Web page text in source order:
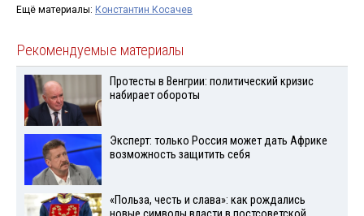
Ещё материалы: Константин Косачев
Рекомендуемые материалы
Протесты в Венгрии: политический кризис
набирает обороты
Эксперт: только Россия может дать Африке
возможность защитить себя
«Польза, честь и слава»: как рождались